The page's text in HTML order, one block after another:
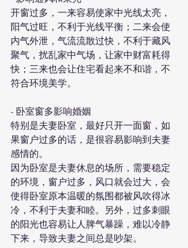
开窗过多，一来容易使家中光线太亮，
阳气过旺，不利于光线平衡；二来会使
内气外泄，气流流散过快，不利于藏风
聚气，扰乱家中气场，让家中财富耗得
快；三来也会让住宅看起来不和谐，不
符合环境美学。
- 卧室窗多影响婚姻
特别是夫妻卧室，最好只开一面窗，如
果窗户过多的话，是很容易影响到夫妻
感情的。
因为卧室是夫妻休息的场所，需要稳定
的环境，窗户过多，风口就会过大，会
使得卧室原本温暖的氛围都被风吹得冰
冷，不利于夫妻和睦。另外，过多刺眼
的阳光也容易让人脾气暴躁，难以冷静
下来，导致夫妻之间总是吵架。